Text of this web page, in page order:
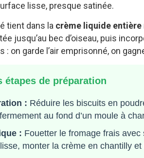
lisse, presque satinée.
tient dans la crème liquide entière
jusqu’au bec d’oiseau, puis
: on garde l’air emprisonné, on
étapes de préparation
: Réduire les biscuits en
au fond d’un moule à
: Fouetter le fromage frais avec
monter la crème en chantilly et